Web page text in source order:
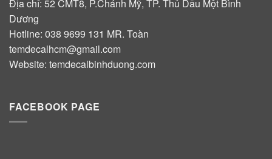
Địa chỉ: 52 CMT8, P.Chánh Mỹ, TP. Thủ Dầu Một Bình
Dương
Hotline: 038 9699 131 MR. Toàn
temdecalhcm@gmail.com
Website: temdecalbinhduong.com
FACEBOOK PAGE